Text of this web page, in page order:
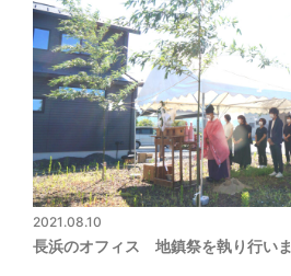
2021.08.10
長浜のオフィス 地鎮祭を執り行いま